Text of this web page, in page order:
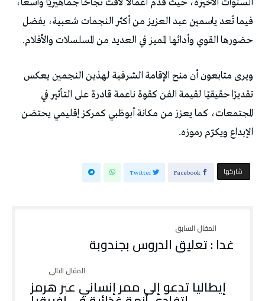
السنوات الأخيرة، حيث قدم أعمالًا لاقت نجاحًا جماهيريًا واسعًا،
فيما تُعد ياسمين عبد العزيز من أكثر النجمات شعبية، بفضل
حضورها القوي وأدائها المميز في العديد من المسلسلات والأفلام.
ويرى متابعون أن منح الإقامة الشرفية لهذين النجمين يعكس
تقديرًا حقيقيًا لقيمة الفن كقوة ناعمة قادرة على التأثير في
المجتمعات، كما يعزز من مكانة أبوظبي كمركز إقليمي يحتضن
الإبداع ويكرّم رموزه.
‫‫ شاركها‬ Facebook
Twitter
غدا : تعليق الدروس بجندوبة
إيطاليا تدعو إلى ممر إنساني عبر هرمز